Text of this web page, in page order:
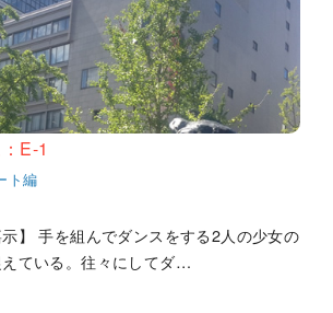
E-1
ト編
示】 手を組んでダンスをする2人の少女の
ている。往々にしてダ…